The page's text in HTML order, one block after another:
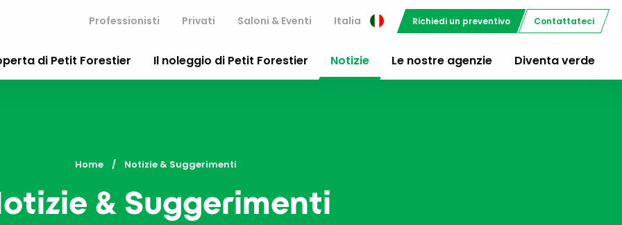
Professionisti Privati Saloni & Eventi Italia Richiedi un preventivo Contattateci
di Petit Forestier Il noleggio di Petit Forestier Notizie Le nostre agenzie Diventa verde
Home Current:
Notizie & Suggerimenti
& Suggerimenti